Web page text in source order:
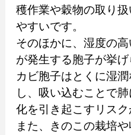
穫作業や穀物の取り
やすいです。
そのほかに、湿度の
が発生する胞子が挙げ
カビ胞子はとくに湿
し、吸い込むことで
化を引き起こすリスク
また、きのこの栽培